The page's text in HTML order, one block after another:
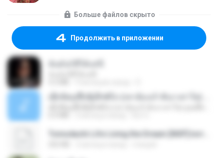
Больше файлов скрыто
Продолжить в приложении